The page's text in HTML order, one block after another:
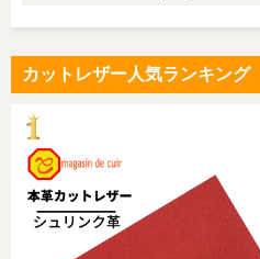
カットレザー人気ランキング